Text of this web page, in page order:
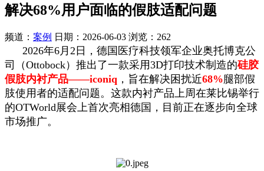
解决68%用户面临的假肢适配问题
频道： 案例 日期： 2026-06-03 浏览：262
2026年6月2日，德国医疗科技领军企业奥托博克公
司（Ottobock）推出了一款采用3D打印技术制造的硅胶
假肢内衬产品——iconiq ，旨在解决困扰近68%腿部假
肢使用者的适配问题。这款内衬产品上周在莱比锡举行
的OTWorld展会上首次亮相德国，目前正在逐步向全球
市场推广。